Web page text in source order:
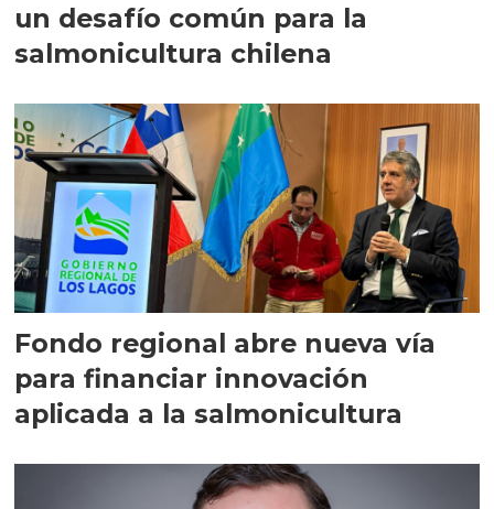
un desafío común para la
salmonicultura chilena
Fondo regional abre nueva vía
para financiar innovación
aplicada a la salmonicultura